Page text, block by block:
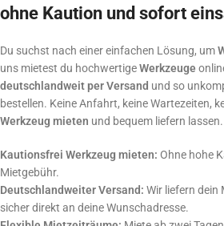
ohne Kaution und sofort
Du suchst nach einer einfachen Lösung, um
uns mietest du hochwertigeWerkzeuge
deutschlandweit per Versand und so
bestellen. Keine Anfahrt, keine Wartezeiten,
Werkzeug mieten und bequem liefern lassen.
Kautionsfrei Werkzeug mieten: Ohne hohe
Mietgebühr.
Deutschlandweiter Versand: Wir liefern dein
sicher direkt an deine Wunschadresse.